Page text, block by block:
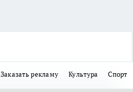
Заказать рекламу Культура Спорт